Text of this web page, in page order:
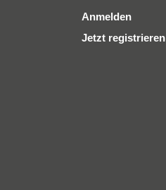
Anmelden
Jetzt registrieren